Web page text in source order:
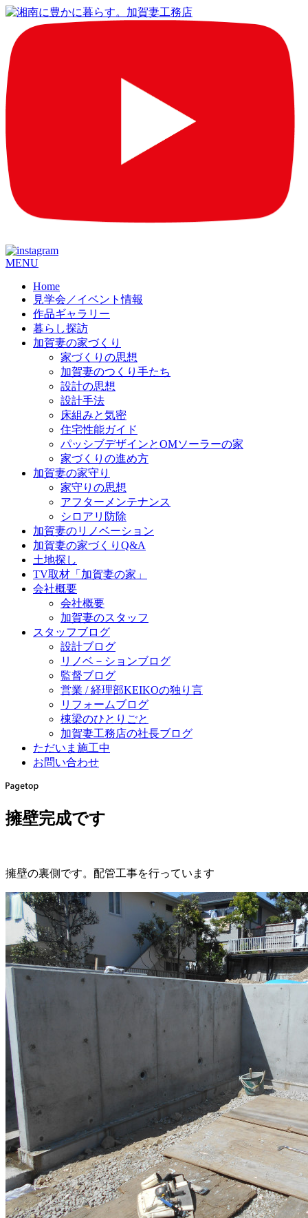
コ
MENU
Home
見学会／イベント情報
作品ギャラリー
暮らし探訪
加賀妻の家づくり
家づくりの思想
加賀妻のつくり手たち
設計の思想
設計手法
床組みと気密
住宅性能ガイド
パッシブデザインとOMソーラーの家
家づくりの進め方
加賀妻の家守り
家守りの思想
アフターメンテナンス
シロアリ防除
加賀妻のリノベーション
加賀妻の家づくりQ&A
土地探し
TV取材「加賀妻の家」
会社概要
会社概要
加賀妻のスタッフ
スタッフブログ
設計ブログ
リノベ－ションブログ
監督ブログ
営業 / 経理部KEIKOの独り言
リフォームブログ
棟梁のひとりごと
加賀妻工務店の社長ブログ
ただいま施工中
お問い合わせ
擁壁完成です
擁壁の裏側です。配管工事を行っています